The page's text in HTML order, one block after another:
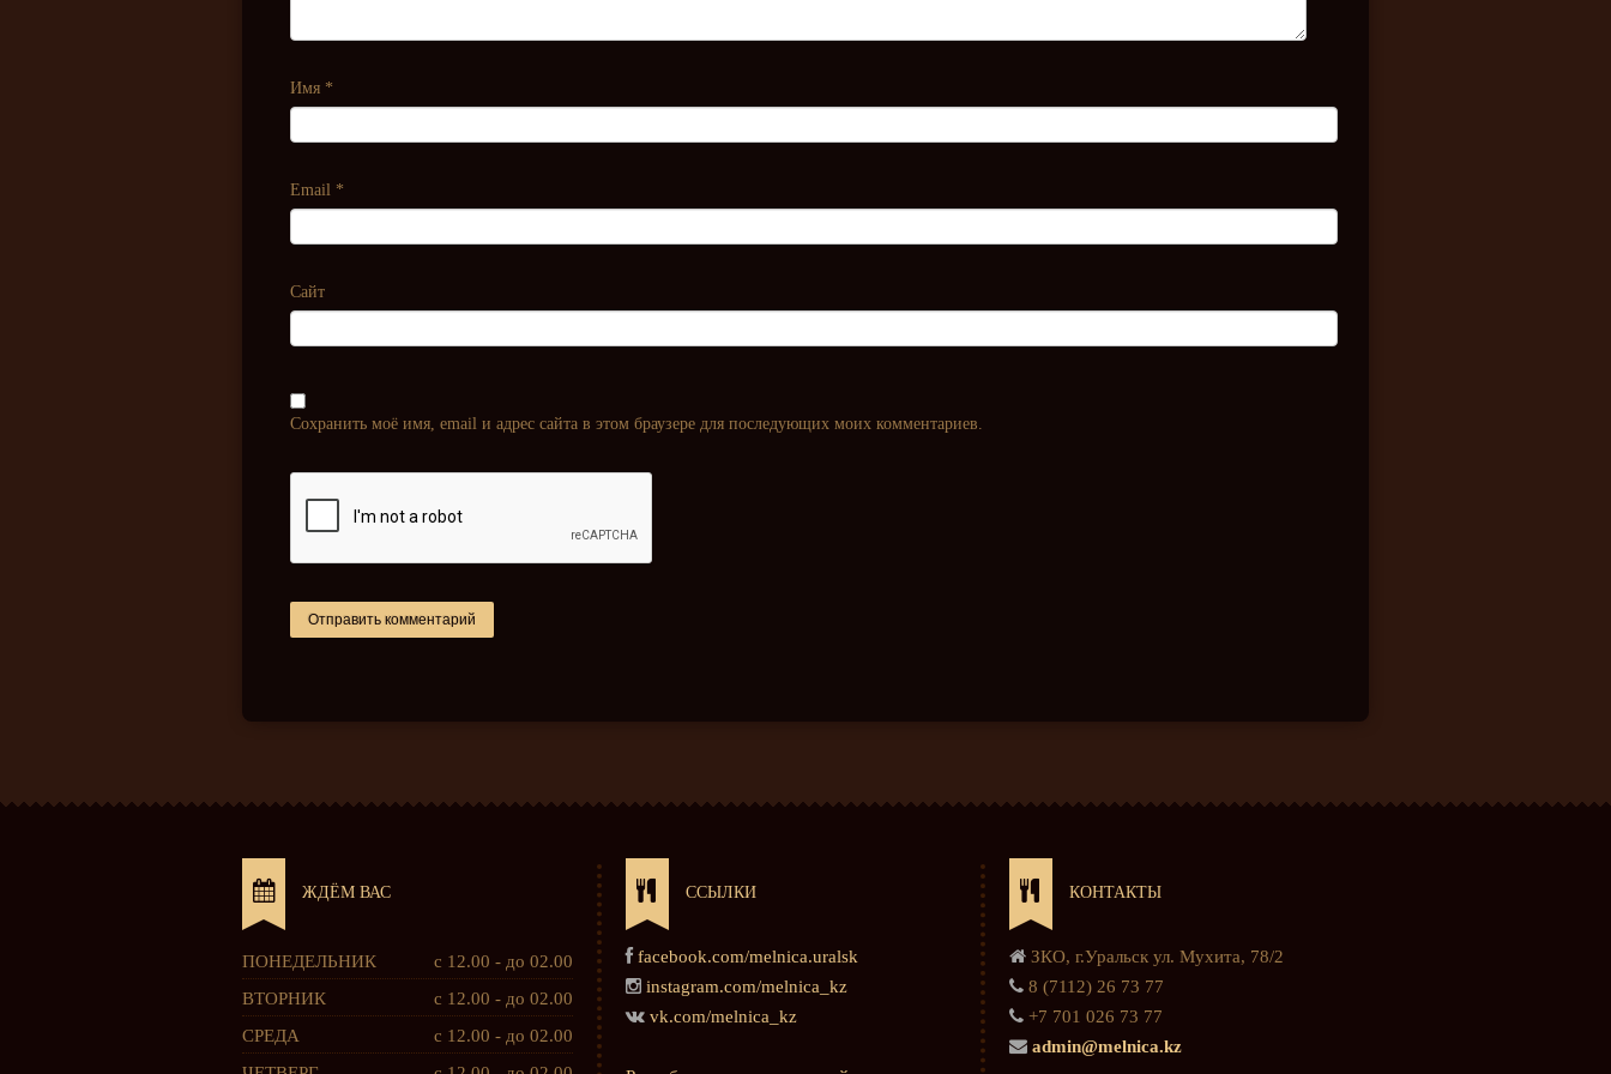
Имя *
Email *
Сайт
Сохранить моё имя, email и адрес сайта в этом браузере для последующих моих комментариев.
ЖДЁМ ВАС
ПОНЕДЕЛЬНИК
с 12.00 - до 02.00
ВТОРНИК
с 12.00 - до 02.00
СРЕДА
с 12.00 - до 02.00
ССЫЛКИ
facebook.com/melnica.uralsk
instagram.com/melnica_kz
vk.com/melnica_kz
КОНТАКТЫ
ЗКО, г.Уральск ул. Мухита, 78/2
8 (7112) 26 73 77
+7 701 026 73 77
admin@melnica.kz